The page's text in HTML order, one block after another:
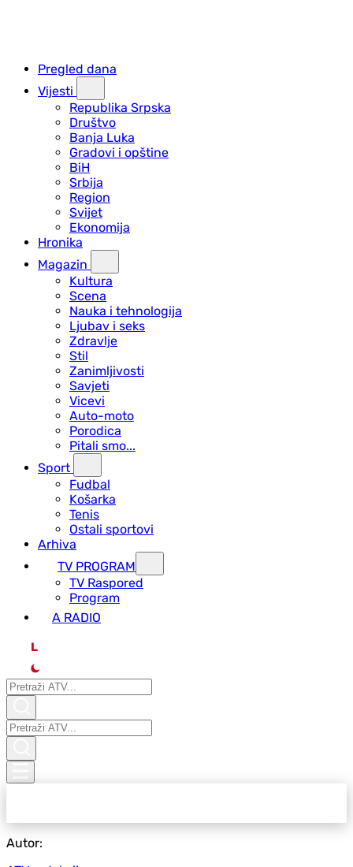
Pregled dana
Vijesti
Republika Srpska
Društvo
Banja Luka
Gradovi i opštine
BiH
Srbija
Region
Svijet
Ekonomija
Hronika
Magazin
Kultura
Scena
Nauka i tehnologija
Ljubav i seks
Zdravlje
Stil
Zanimljivosti
Savjeti
Vicevi
Auto-moto
Porodica
Pitali smo...
Sport
Fudbal
Košarka
Tenis
Ostali sportovi
Arhiva
TV PROGRAM
ТV Raspored
Program
A RADIO
L
Autor: